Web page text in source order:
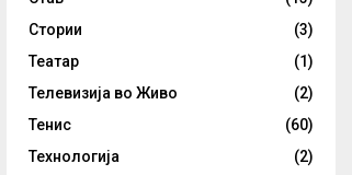
Стории
(3)
Театар
(1)
Телевизија во Живо
(2)
Тенис
(60)
Технологија
(2)